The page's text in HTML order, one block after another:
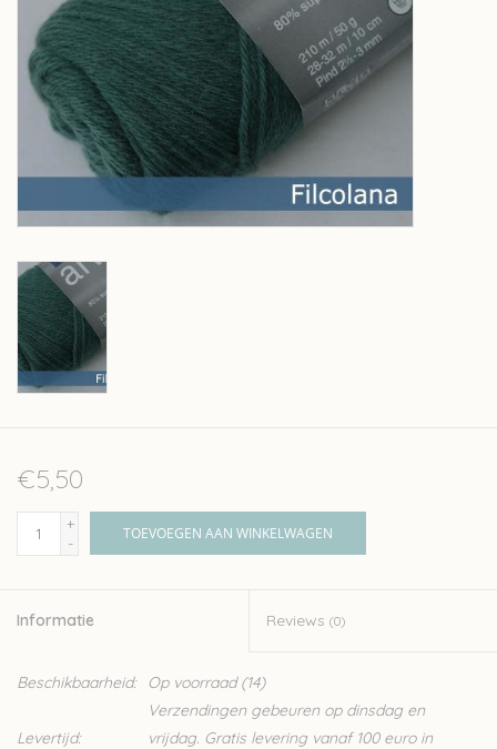
Solden
Over wolder
€5,50
+
-
TOEVOEGEN AAN WINKELWAGEN
Informatie Reviews (0)
Beschikbaarheid: Op voorraad(14)
Levertijd:
Verzendingen gebeuren op dinsdag en
vrijdag. Gratis levering vanaf 100 euro in